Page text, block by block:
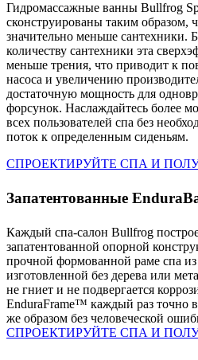
Гидромассажные ванны Bullfrog
сконструированы таким образом,
значительно меньше сантехники.
количеству сантехники эта
меньше трения, что приводит к
насоса и увеличению
достаточную мощность для
форсунок. Наслаждайтесь более
всех пользователей спа без
поток к определенным сиденьям.
СПРОЕКТИРУЙТЕ СПА И
Запатентованные
Каждый спа-салон Bullfrog
запатентованной опорной
прочной формованной раме спа
изготовленной без дерева или
не гниет и не подвергается
EnduraFrame™ каждый раз точно
же образом без человеческой
СПРОЕКТИРУЙТЕ СПА И